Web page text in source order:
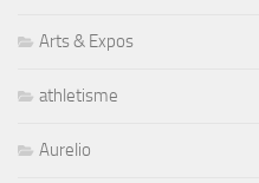
Arts & Expos
athletisme
Aurelio